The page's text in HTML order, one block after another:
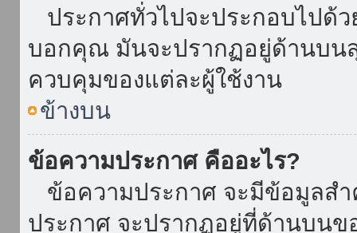
ประกาศทั่วไปจะประกอบไปด้
บอกคุณ มันจะปรากฏอยู่ด้านบน
ควบคุมของแต่ละผู้ใช้งาน
ข้างบน
ข้อความประกาศ คืออะไร?
ข้อความประกาศ จะมีข้อมูลส
ประกาศ จะปรากฏอยู่ที่ด้านบนข